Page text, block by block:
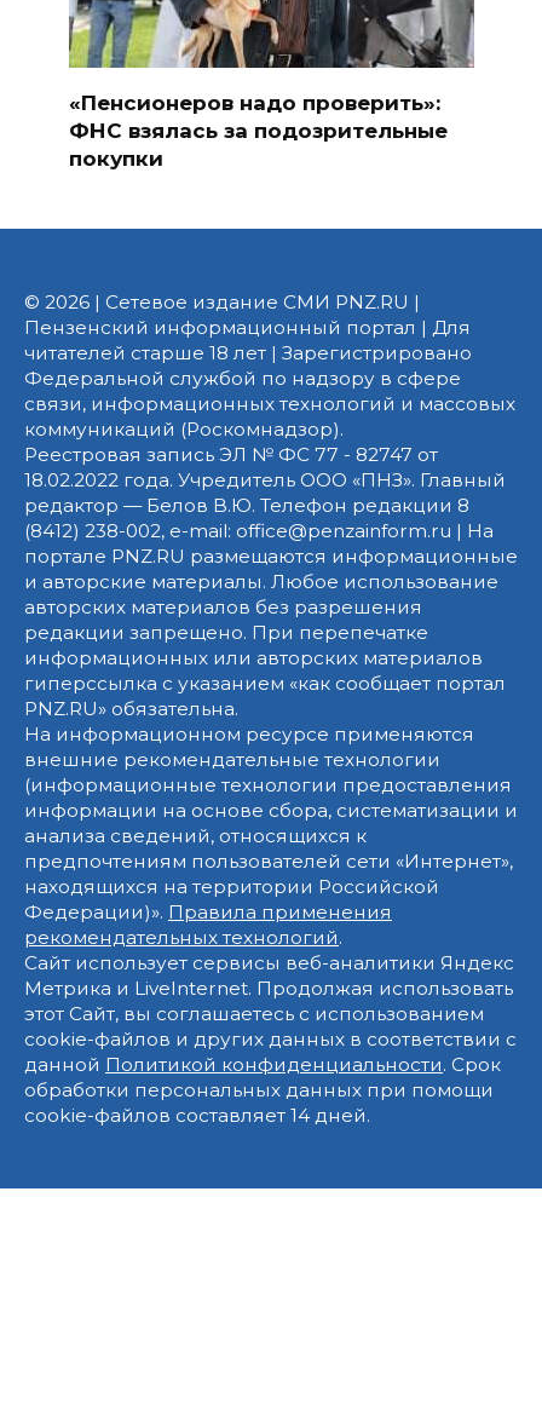
«Пенсионеров надо проверить»:
ФНС взялась за подозрительные
покупки
© 2026 | Сетевое издание СМИ PNZ.RU |
Пензенский информационный портал | Для
читателей старше 18 лет | Зарегистрировано
Федеральной службой по надзору в сфере
связи, информационных технологий и массовых
коммуникаций (Роскомнадзор).
Реестровая запись ЭЛ № ФС 77 - 82747 от
18.02.2022 года. Учредитель ООО «ПНЗ». Главный
редактор — Белов В.Ю. Телефон редакции 8
(8412) 238-002, e-mail: office@penzainform.ru | На
портале PNZ.RU размещаются информационные
и авторские материалы. Любое использование
авторских материалов без разрешения
редакции запрещено. При перепечатке
информационных или авторских материалов
гиперссылка с указанием «как сообщает портал
PNZ.RU» обязательна.
На информационном ресурсе применяются
внешние рекомендательные технологии
(информационные технологии предоставления
информации на основе сбора, систематизации и
анализа сведений, относящихся к
предпочтениям пользователей сети «Интернет»,
находящихся на территории Российской
Федерации)». Правила применения
рекомендательных технологий.
Сайт использует сервисы веб-аналитики Яндекс
Метрика и LiveInternet. Продолжая использовать
этот Сайт, вы соглашаетесь с использованием
cookie-файлов и других данных в соответствии с
данной Политикой конфиденциальности. Срок
обработки персональных данных при помощи
cookie-файлов составляет 14 дней.